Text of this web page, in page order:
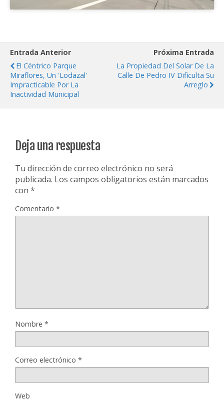
Entrada Anterior
El Céntrico Parque
Miraflores, Un 'lodazal'
Impracticable Por La
Inactividad Municipal
Próxima Entrada
La Propiedad Del Solar De La
Calle De Pedro IV Dificulta Su
Arreglo
Deja una respuesta
Tu dirección de correo electrónico no será
publicada. Los campos obligatorios están marcados
con *
Comentario *
Nombre *
Correo electrónico *
Web